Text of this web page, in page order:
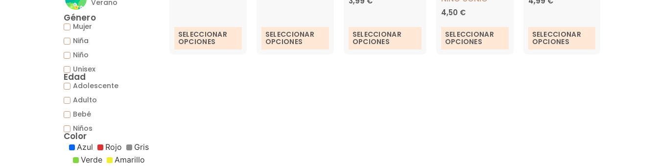
Verano
Género
Mujer
Niña
Niño
Unisex
Edad
Adolescente
Adulto
Bebé
Niños
Color
Azul Rojo
Gris
Verde
Amarillo
SELECCIONAR
OPCIONES
SELECCIONAR
OPCIONES
SELECCIONAR
OPCIONES
4,50 €
SELECCIONAR
OPCIONES
SELECCIONAR
OPCIONES